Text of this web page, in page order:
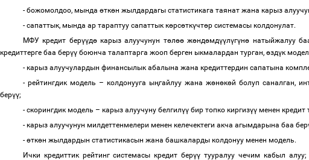
- божомолдоо, мында өткөн жылдардагы статистикага таянат жана карыз
- сапаттык, мында ар тараптуу сапаттык көрсөткүчтөр системасы колдонулат.
МФУ кредит берүүдөкарыз алуучунун төлөөжөндөмдүүлүгүнө натыйжалуу
кредиттерге баа берүү боюнча талаптарга жооп берген ыкмалардан турган, өздүк
- карыз алуучулардын финансылык абалына жана кредиттердин сапатына
- рейтингдик модель – колдонууга ыңгайлуу жана жөнөкөй болуп саналган,
берүү;
- скорингдик модель – карыз алуучуну белгилүү бир топко киргизүү менен кредит
- карыз алуучунун милдеттенмелери менен келечектеги акча агымдарына баа бер
- өткөн жылдардын статистикасын жана башкаларды колдонуу менен модель.
Ички кредиттик рейтинг системасы кредит берүү тууралуу чечим кабыл